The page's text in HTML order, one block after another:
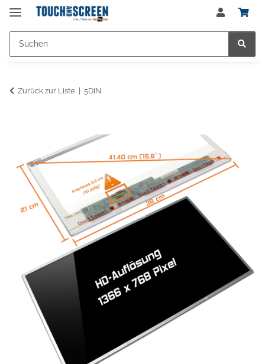
Zurück zur Liste 5DIN